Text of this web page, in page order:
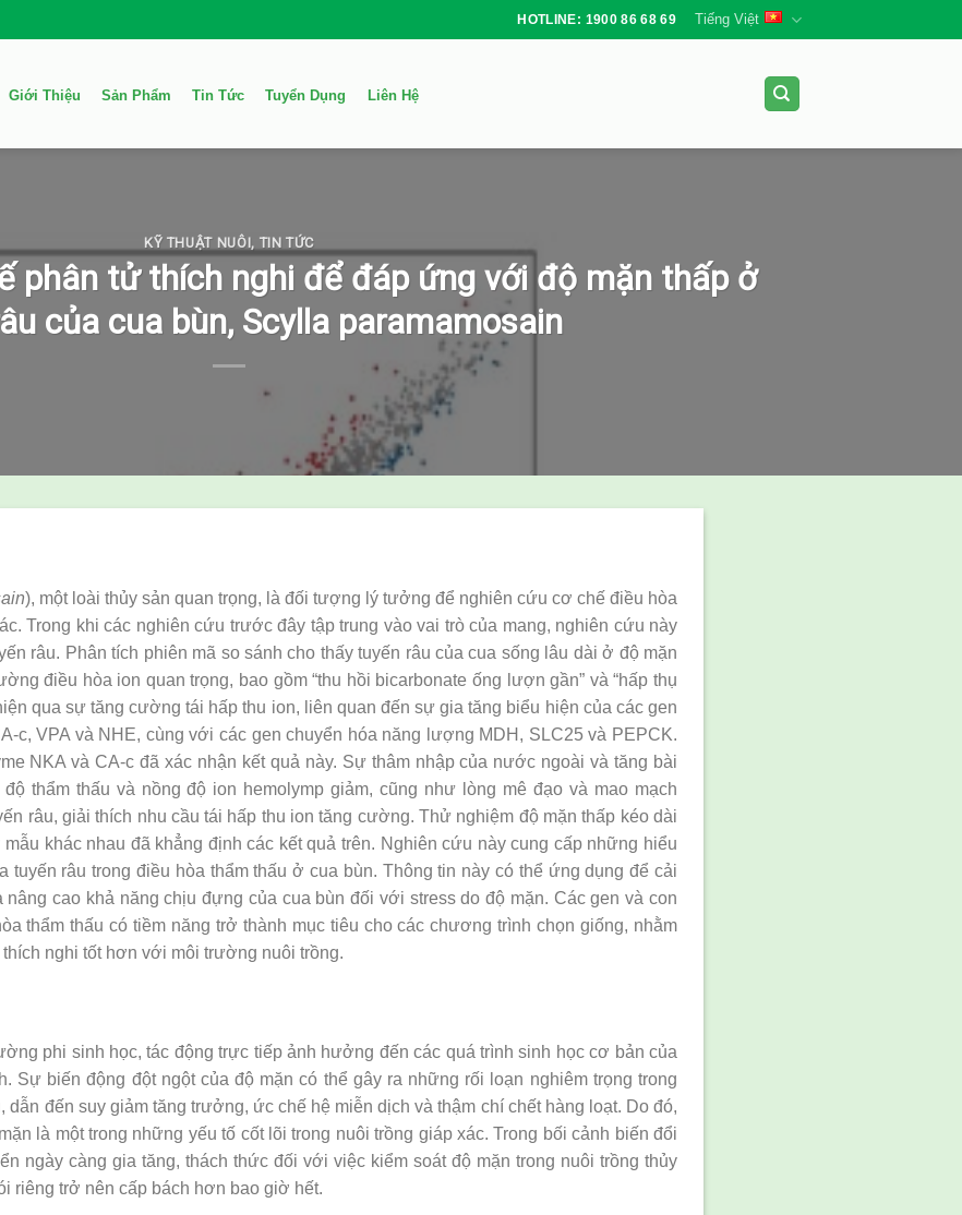
HOTLINE: 1900 86 68 69 Tiếng Việt
Giới Thiệu Sản Phẩm Tin Tức Tuyển Dụng Liên Hệ
KỸ THUẬT NUÔI, TIN TỨC
phân tử thích nghi để đáp ứng với độ mặn thấp ở
của cua bùn, Scylla paramamosain
), một loài thủy sản quan trọng, là đối tượng lý tưởng để nghiên cứu cơ chế điều hòa
Trong khi các nghiên cứu trước đây tập trung vào vai trò của mang, nghiên cứu này
râu. Phân tích phiên mã so sánh cho thấy tuyến râu của cua sống lâu dài ở độ mặn
điều hòa ion quan trọng, bao gồm “thu hồi bicarbonate ống lượn gần” và “hấp thụ
qua sự tăng cường tái hấp thu ion, liên quan đến sự gia tăng biểu hiện của các gen
c, VPA và NHE, cùng với các gen chuyển hóa năng lượng MDH, SLC25 và PEPCK.
NKA và CA-c đã xác nhận kết quả này. Sự thâm nhập của nước ngoài và tăng bài
thẩm thấu và nồng độ ion hemolymp giảm, cũng như lòng mê đạo và mao mạch
râu, giải thích nhu cầu tái hấp thu ion tăng cường. Thử nghiệm độ mặn thấp kéo dài
khác nhau đã khẳng định các kết quả trên. Nghiên cứu này cung cấp những hiểu
tuyến râu trong điều hòa thẩm thấu ở cua bùn. Thông tin này có thể ứng dụng để cải
nâng cao khả năng chịu đựng của cua bùn đối với stress do độ mặn. Các gen và con
thẩm thấu có tiềm năng trở thành mục tiêu cho các chương trình chọn giống, nhằm
nghi tốt hơn với môi trường nuôi trồng.
phi sinh học, tác động trực tiếp ảnh hưởng đến các quá trình sinh học cơ bản của
Sự biến động đột ngột của độ mặn có thể gây ra những rối loạn nghiêm trọng trong
dẫn đến suy giảm tăng trưởng, ức chế hệ miễn dịch và thậm chí chết hàng loạt. Do đó,
là một trong những yếu tố cốt lõi trong nuôi trồng giáp xác. Trong bối cảnh biến đổi
ngày càng gia tăng, thách thức đối với việc kiểm soát độ mặn trong nuôi trồng thủy
riêng trở nên cấp bách hơn bao giờ hết.